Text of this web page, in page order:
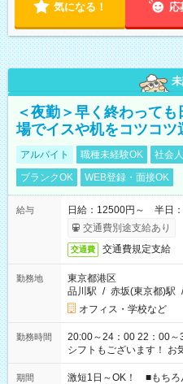
気になる！ 応
＜夜勤＞早く終わって
場でイスや机をコツコツ
アルバイト 職種未経験OK 社会
ブランクOK
WEB登録・面接OK
給与
日給：12500円～ 半日
交通費別途支給あり
交通費 交通費規定支給
勤務地
東京都港区
品川駅 / 赤坂(東京都)駅
オフィス・学校など
勤務時間
20:00～24：00 22：00～
シフトもございます！ お
期間
激短1日～OK！ ■もち